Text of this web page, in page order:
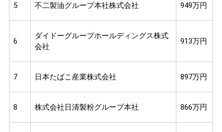
5 不二製油グループ本社株式会社 949万円
6
ダイドーグループホールディングス株式
会社
913万円
7 日本たばこ産業株式会社 897万円
8 株式会社日清製粉グループ本社 866万円